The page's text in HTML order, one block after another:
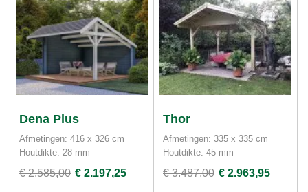
Dena Plus
Afmetingen: 416 x 326 cm
Houtdikte: 28 mm
€ 2.585,00 € 2.197,25
Thor
Afmetingen: 335 x 335 cm
Houtdikte: 45 mm
€ 3.487,00 € 2.963,95